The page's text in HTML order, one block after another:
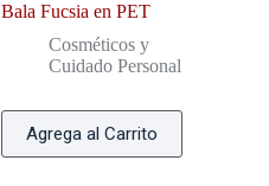
Bala Fucsia en PET
Cosméticos y
Cuidado Personal
Agrega al Carrito